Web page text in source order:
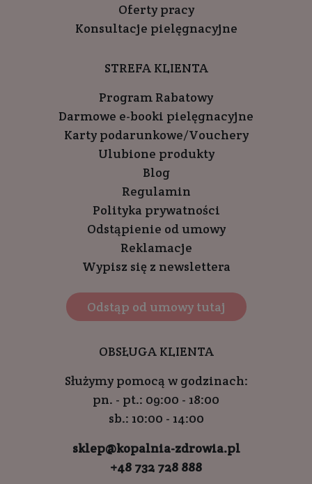
Oferty pracy
Konsultacje pielęgnacyjne
STREFA KLIENTA
Program Rabatowy
Darmowe e-booki pielęgnacyjne
Karty podarunkowe/Vouchery
Ulubione produkty
Blog
Regulamin
Polityka prywatności
Odstąpienie od umowy
Reklamacje
Wypisz się z newslettera
Odstąp od umowy tutaj
OBSŁUGA KLIENTA
Służymy pomocą w godzinach:
pn. - pt.: 09:00 - 18:00
sb.: 10:00 - 14:00
sklep@kopalnia-zdrowia.pl
+48 732 728 888